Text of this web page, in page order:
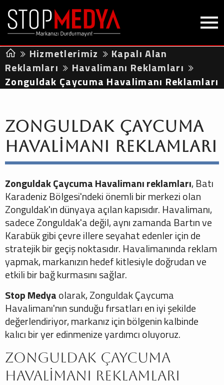
Hizmetlerimiz
Kapalı Alan
Reklamları
Havalimanı Reklamları
Zonguldak Çaycuma Havalimanı Reklamları
Zonguldak Çaycuma
Havalimanı Reklamları
Zonguldak Çaycuma Havalimanı reklamları, Batı
Karadeniz Bölgesi'ndeki önemli bir merkezi olan
Zonguldak'ın dünyaya açılan kapısıdır. Havalimanı,
sadece Zonguldak'a değil, aynı zamanda Bartın ve
Karabük gibi çevre illere seyahat edenler için de
stratejik bir geçiş noktasıdır. Havalimanında reklam
yapmak, markanızın hedef kitlesiyle doğrudan ve
etkili bir bağ kurmasını sağlar.
Stop Medyaolarak, Zonguldak Çaycuma
Havalimanı'nın sunduğu fırsatları en iyi şekilde
değerlendiriyor, markanız için bölgenin kalbinde
kalıcı bir yer edinmenize yardımcı oluyoruz.
Zonguldak Çaycuma
Havalimanı Reklamları